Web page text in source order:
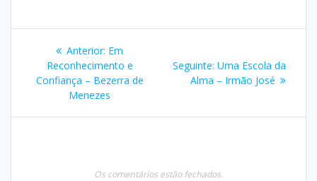
Navegação
de
Anterior: Post
anterior:
Em
Reconhecimento e
Confiança – Bezerra de
Menezes
Seguinte: Post
seguinte:
Uma Escola da
Alma – Irmão José
Os comentários estão fechados.